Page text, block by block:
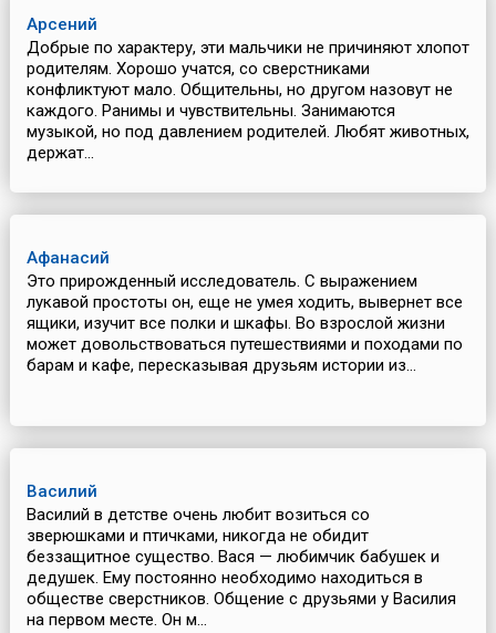
Арсений
Добрые по характеру, эти мальчики не причиняют хлопот
родителям. Хорошо учатся, со сверстниками
конфликтуют мало. Общительны, но другом назовут не
каждого. Ранимы и чувствительны. Занимаются
музыкой, но под давлением родителей. Любят животных,
держат...
Афанасий
Это прирожденный исследователь. С выражением
лукавой простоты он, еще не умея ходить, вывернет все
ящики, изучит все полки и шкафы. Во взрослой жизни
может довольствоваться путешествиями и походами по
барам и кафе, пересказывая друзьям истории из...
Василий
Василий в детстве очень любит возиться со
зверюшками и птичками, никогда не обидит
беззащитное существо. Вася — любимчик бабушек и
дедушек. Ему постоянно необходимо находиться в
обществе сверстников. Общение с друзьями у Василия
на первом месте. Он м...